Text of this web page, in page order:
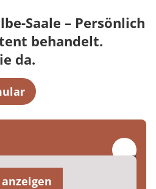
Saale – Persönlich
behandelt.
da.